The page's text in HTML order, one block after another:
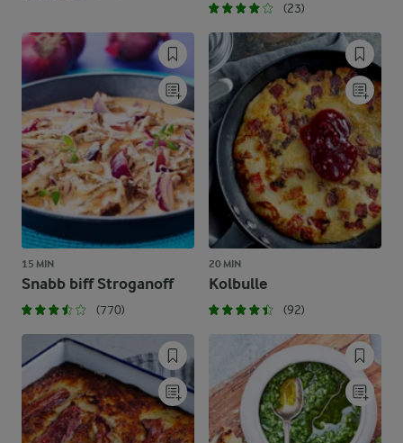
(23)
15 MIN
Snabb biff Stroganoff
(770)
20 MIN
Kolbulle
(92)